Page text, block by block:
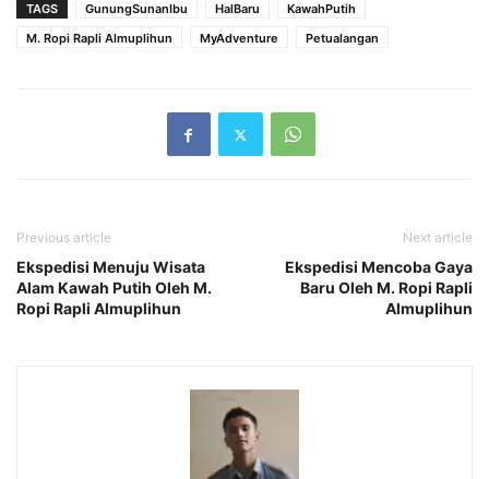
TAGS GunungSunanIbu HalBaru
KawahPutih
M. Ropi Rapli Almuplihun
MyAdventure Petualangan
Previous article
Ekspedisi Menuju Wisata
Alam Kawah Putih Oleh M.
Ropi Rapli Almuplihun
Next article
Ekspedisi Mencoba Gaya
Baru Oleh M. Ropi Rapli
Almuplihun